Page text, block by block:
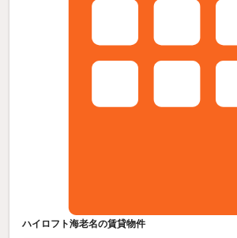
ハイロフト海老名の賃貸物件